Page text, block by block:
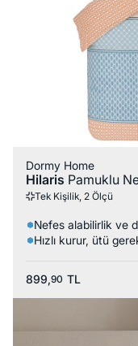
Dormy Home
Hilaris Pamuklu
Tek Kişilik, 2 Ölçü
Nefes alabilirlik ve
Hızlı kurur, ütü
899,90 TL